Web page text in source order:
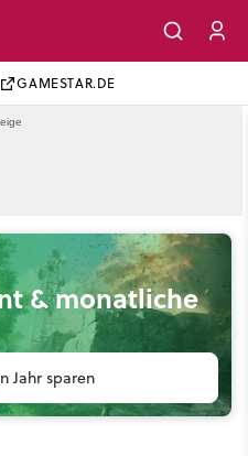
GAMESTAR.DE
& monatliche
Jahr sparen